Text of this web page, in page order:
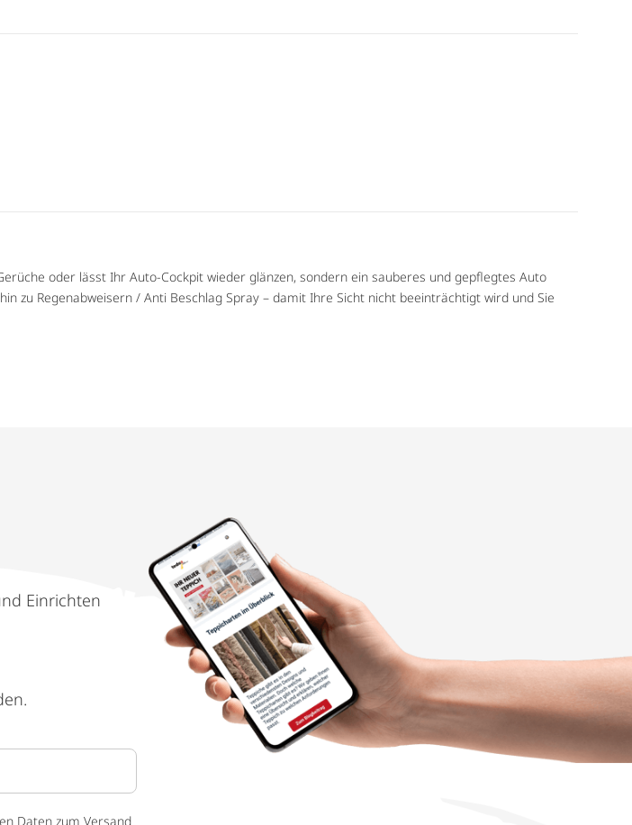
oder lässt Ihr Auto-Cockpit wieder glänzen, sondern ein sauberes und gepflegtes Auto
zu Regenabweisern / Anti Beschlag Spray – damit Ihre Sicht nicht beeinträchtigt wird und Sie
Einrichten
Daten zum Versand